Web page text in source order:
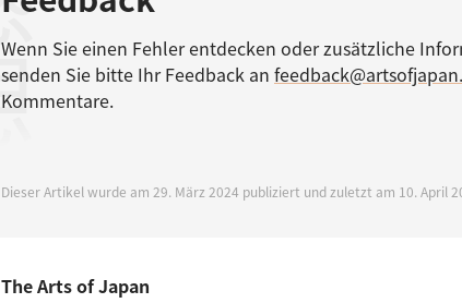
感想
Wenn Sie einen Fehler entdecken oder zusätzliche
senden Sie bitte Ihr Feedback an
Kommentare.
Dieser Artikel wurde am 29. März 2024 publiziert und zuletzt am 10. April
The Arts of Japan